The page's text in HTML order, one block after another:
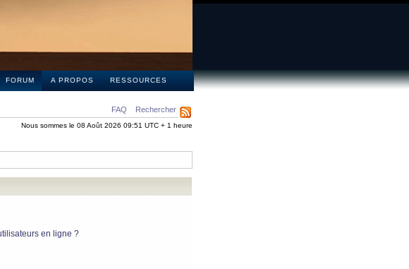
FORUM A PROPOS RESSOURCES
FAQ Rechercher
Nous sommes le 08 Août 2026 09:51 UTC + 1 heure
en ligne ?